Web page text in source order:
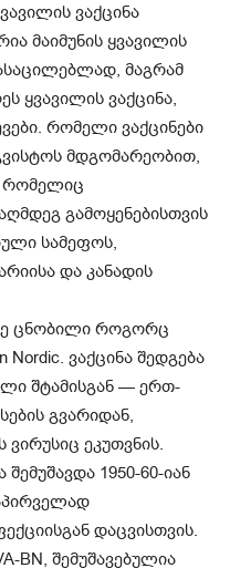
ვაქცინა
მაიმუნის ყვავილის
მაგრამ
ყვავილის ვაქცინა,
რომელი ვაქცინები
მდგომარეობით,
რომელიც
გამოყენებისთვის
სამეფოს,
და კანადის
ცნობილი როგორც
Nordic. ვაქცინა შედგება
შტამისგან — ერთ-
გვარიდან,
ეკუთვნის.
შემუშავდა 1950-60-იან
დაცვისთვის.
BN, შემუშავებულია